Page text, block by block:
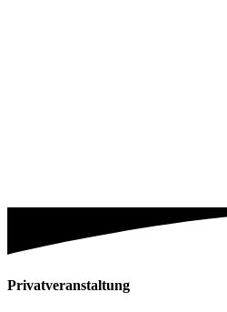
Privatveranstaltung